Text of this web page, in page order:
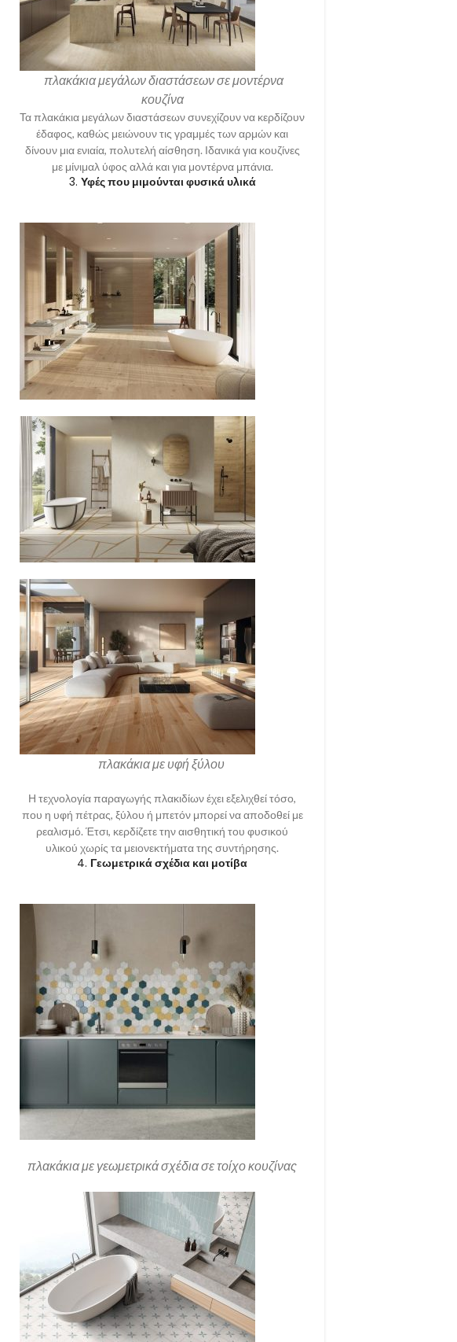
πλακάκια μεγάλων διαστάσεων σε μοντέρνα
κουζίνα
Τα πλακάκια μεγάλων διαστάσεων συνεχίζουν να κερδίζουν
έδαφος, καθώς μειώνουν τις γραμμές των αρμών και
δίνουν μια ενιαία, πολυτελή αίσθηση. Ιδανικά για κουζίνες
με μίνιμαλ ύφος αλλά και για μοντέρνα μπάνια.
3. Υφές που μιμούνται φυσικά υλικά
πλακάκια με υφή ξύλου
Η τεχνολογία παραγωγής πλακιδίων έχει εξελιχθεί τόσο,
που η υφή πέτρας, ξύλου ή μπετόν μπορεί να αποδοθεί με
ρεαλισμό. Έτσι, κερδίζετε την αισθητική του φυσικού
υλικού χωρίς τα μειονεκτήματα της συντήρησης.
4. Γεωμετρικά σχέδια και μοτίβα
πλακάκια με γεωμετρικά σχέδια σε τοίχο κουζίνας